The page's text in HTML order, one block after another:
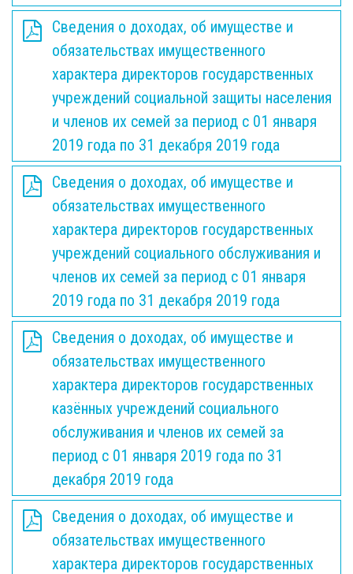
Сведения о доходах, об имуществе и
обязательствах имущественного
характера директоров государственных
учреждений социальной защиты населения
и членов их семей за период с 01 января
2019 года по 31 декабря 2019 года
Сведения о доходах, об имуществе и
обязательствах имущественного
характера директоров государственных
учреждений социального обслуживания и
членов их семей за период с 01 января
2019 года по 31 декабря 2019 года
Сведения о доходах, об имуществе и
обязательствах имущественного
характера директоров государственных
казённых учреждений социального
обслуживания и членов их семей за
период с 01 января 2019 года по 31
декабря 2019 года
Сведения о доходах, об имуществе и
обязательствах имущественного
характера директоров государственных